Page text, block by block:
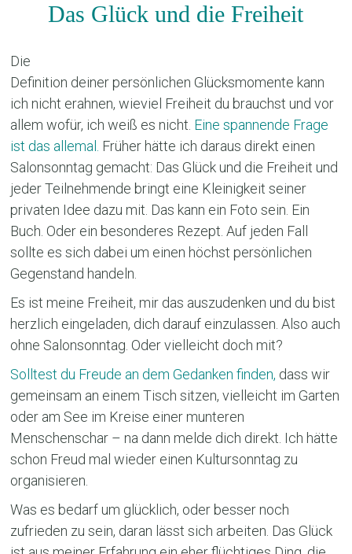
Das Glück und die Freiheit
Die
Definition deiner persönlichen Glücksmomente kann
ich nicht erahnen, wieviel Freiheit du brauchst und vor
allem wofür, ich weiß es nicht. Eine spannende Frage
ist das allemal.
Früher hätte ich daraus direkt einen
Salonsonntag gemacht: Das Glück und die Freiheit und
jeder Teilnehmende bringt eine Kleinigkeit seiner
privaten Idee dazu mit. Das kann ein Foto sein. Ein
Buch. Oder ein besonderes Rezept. Auf jeden Fall
sollte es sich dabei um einen höchst persönlichen
Gegenstand handeln.
Es ist meine Freiheit, mir das auszudenken und du bist
herzlich eingeladen, dich darauf einzulassen. Also auch
ohne Salonsonntag. Oder vielleicht doch mit?
Solltest du Freude an dem Gedanken finden, dass wir
gemeinsam an einem Tisch sitzen, vielleicht im Garten
oder am See im Kreise einer munteren
Menschenschar – na dann melde dich direkt. Ich hätte
schon Freud mal wieder einen Kultursonntag zu
organisieren.
Was es bedarf um glücklich, oder besser noch
zufrieden zu sein, daran lässt sich arbeiten. Das Glück